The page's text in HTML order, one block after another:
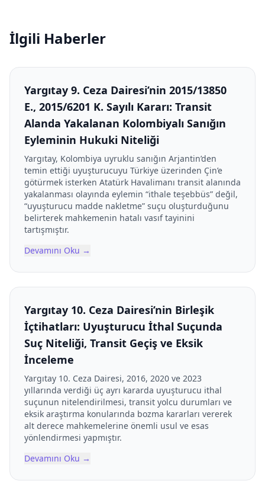
İlgili Haberler
Yargıtay 9. Ceza Dairesi’nin 2015/13850
E., 2015/6201 K. Sayılı Kararı: Transit
Alanda Yakalanan Kolombiyalı Sanığın
Eyleminin Hukuki Niteliği
Yargıtay, Kolombiya uyruklu sanığın Arjantin’den
temin ettiği uyuşturucuyu Türkiye üzerinden Çin’e
götürmek isterken Atatürk Havalimanı transit alanında
yakalanması olayında eylemin “ithale teşebbüs” değil,
“uyuşturucu madde nakletme” suçu oluşturduğunu
belirterek mahkemenin hatalı vasıf tayinini
tartışmıştır.
Devamını Oku →
Yargıtay 10. Ceza Dairesi’nin Birleşik
İçtihatları: Uyuşturucu İthal Suçunda
Suç Niteliği, Transit Geçiş ve Eksik
İnceleme
Yargıtay 10. Ceza Dairesi, 2016, 2020 ve 2023
yıllarında verdiği üç ayrı kararda uyuşturucu ithal
suçunun nitelendirilmesi, transit yolcu durumları ve
eksik araştırma konularında bozma kararları vererek
alt derece mahkemelerine önemli usul ve esas
yönlendirmesi yapmıştır.
Devamını Oku →